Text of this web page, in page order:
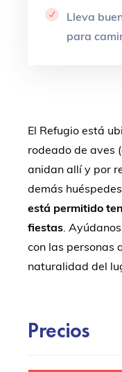
Lleva
para
El Refugio está
rodeado de aves
anidan allí y por
demás
está permitido
fiestas.
con las personas
naturalidad del
Precios